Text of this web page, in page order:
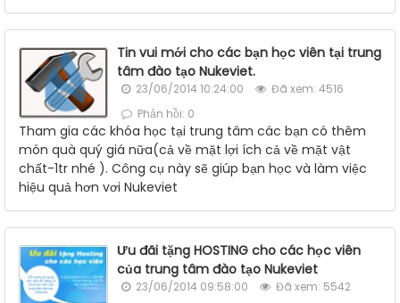
Tin vui mới cho các bạn học viên tại trung
tâm đào tạo Nukeviet.
23/06/2014 10:24:00
Đã xem: 4516
Phản hồi: 0
Tham gia các khóa học tại trung tâm các bạn có thêm
món quà quý giá nữa(cả về mặt lợi ích cả về mặt vật
chất-1tr nhé ). Công cụ này sẽ giúp bạn học và làm việc
hiệu quả hơn vơi Nukeviet
Ưu đãi tặng HOSTING cho các học viên
của trung tâm đào tạo Nukeviet
23/06/2014 09:58:00
Đã xem: 5542